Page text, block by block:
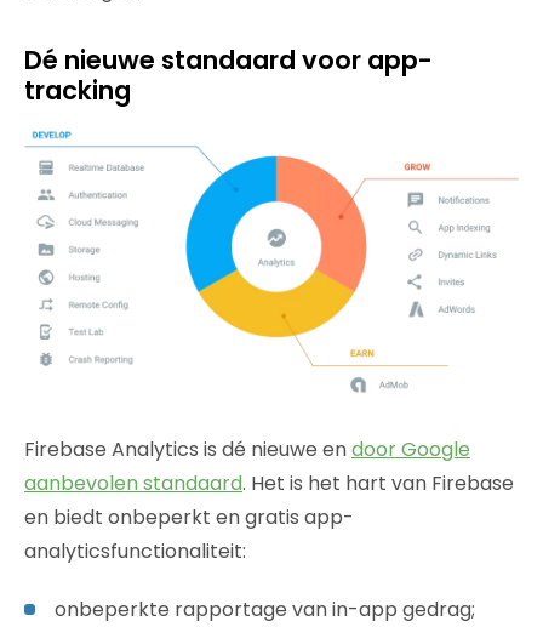
Dé nieuwe standaard voor app-
tracking
Firebase Analytics is dé nieuwe endoor Google
aanbevolen standaard. Het is het hart van Firebase
en biedt onbeperkt en gratis app-
analyticsfunctionaliteit:
onbeperkte rapportage van in-app gedrag;